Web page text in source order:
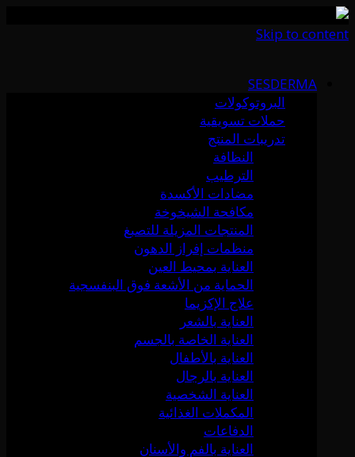
Skip to content
SESDERMA
البروتوكولات
حملات تسويقية
تدريبات المنتج
النظافة
الترطيب
مضادات الأكسدة
مكافحة الشيخوخة
المنتجات المزيلة للتصبغ
منظمات إفراز الدهون
العناية بمحيط العين
الحماية من الأشعة فوق البنفسجية
علاج الإكزيما
العناية بالشعر
العناية الخاصة بالجسم
العناية بالأطفال
العناية بالرجال
العناية الشخصية
المكملات الغذائية
الدفاعات
العناية بالفم والأسنان